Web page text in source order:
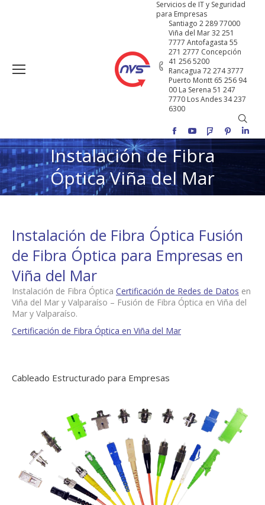
Servicios de IT y Seguridad
para Empresas
Santiago 2 289 77000
Viña del Mar 32 251
7777 Antofagasta 55
271 2777 Concepción
41 256 5200
Rancagua 72 274 3777
Puerto Montt 65 256 94
00 La Serena 51 247
7770 Los Andes 34 237
6300
Buscar:
Facebook
YouTubeFoursquare
Pinterest
Instalación de Fibra
Óptica Viña del Mar
Estás aquí:
Instalación de Fibra Óptica Fusión
de Fibra Óptica para Empresas en
Viña del Mar
Instalación de Fibra Óptica Certificación de Redes de Datos en
Viña del Mar y Valparaíso – Fusión de Fibra Óptica en Viña del
Mar y Valparaíso.
Certificación de Fibra Óptica en Viña del Mar
Cableado Estructurado para Empresas